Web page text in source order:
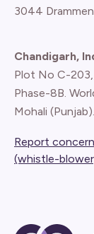
3044
Chandigarh,
Plot No C-203,
Phase-8B.
Mohali
Report concern
(whistle-